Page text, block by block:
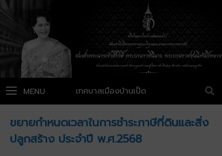
เทศบาลเมืองบ้านเป็ด
MENU
ขยายกำหนดเวลาในการชำระภาษีที่ดินและสิ่ง
ปลูกสร้าง ประจำปี พ.ศ.2568